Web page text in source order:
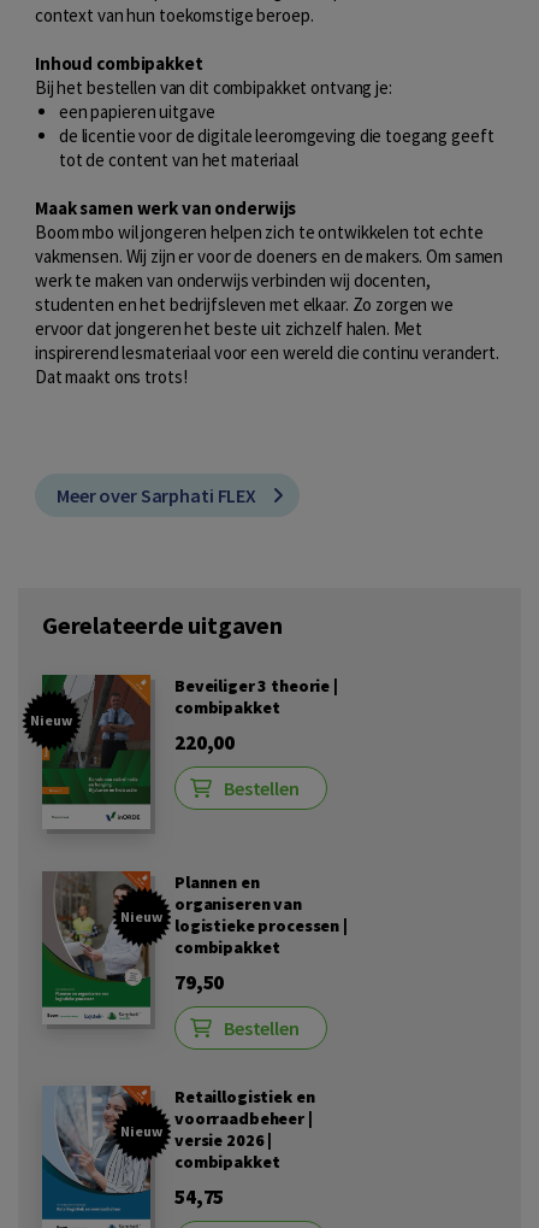
context van hun toekomstige beroep.
Inhoud combipakket
Bij het bestellen van dit combipakket ontvang je:
een papieren uitgave
de licentie voor de digitale leeromgeving die toegang geeft
tot de content van het materiaal
Maak samen werk van onderwijs
Boom mbo wil jongeren helpen zich te ontwikkelen tot echte
vakmensen. Wij zijn er voor de doeners en de makers. Om samen
werk te maken van onderwijs verbinden wij docenten,
studenten en het bedrijfsleven met elkaar. Zo zorgen we
ervoor dat jongeren het beste uit zichzelf halen. Met
inspirerend lesmateriaal voor een wereld die continu verandert.
Dat maakt ons trots!
Meer over Sarphati FLEX
Gerelateerde uitgaven
Nieuw
Beveiliger 3 theorie |
combipakket
220,00
Bestellen
Nieuw
Plannen en
organiseren van
logistieke processen |
combipakket
79,50
Bestellen
Nieuw
Retaillogistiek en
voorraadbeheer |
versie 2026 |
combipakket
54,75